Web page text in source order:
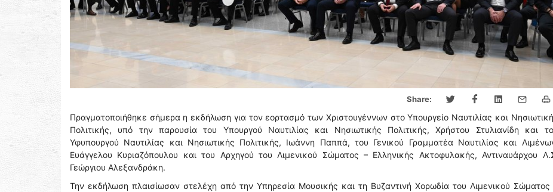
Share:
Πραγματοποιήθηκε σήμερα η εκδήλωση για τον εορτασμό των Χριστουγέννων στο Υπουργείο Ναυτιλίας και
Πολιτικής, υπό την παρουσία του Υπουργού Ναυτιλίας και Νησιωτικής Πολιτικής, Χρήστου Στυλιανίδη και
Υφυπουργού Ναυτιλίας και Νησιωτικής Πολιτικής, Ιωάννη Παππά, του Γενικού Γραμματέα Ναυτιλίας και
Ευάγγελου Κυριαζόπουλου και του Αρχηγού του Λιμενικού Σώματος – Ελληνικής Ακτοφυλακής, Αντιναυάρχου
Γεώργιου Αλεξανδράκη.
Την εκδήλωση πλαισίωσαν στελέχη από την Υπηρεσία Μουσικής και τη Βυζαντινή Χορωδία του Λιμενικού Σώματος